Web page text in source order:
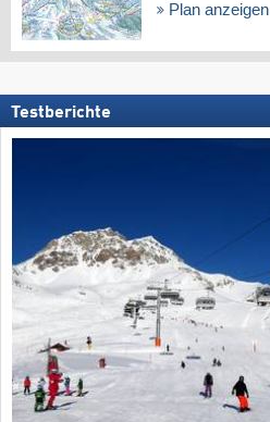
Plan anzeigen
Testberichte